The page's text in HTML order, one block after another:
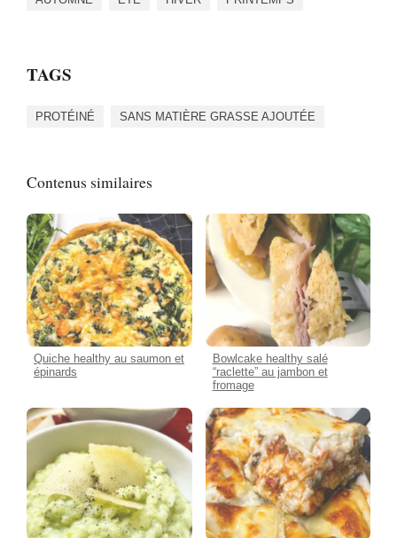
TAGS
PROTÉINÉ SANS MATIÈRE GRASSE AJOUTÉE
Contenus similaires
Quiche healthy au saumon et
épinards
Bowlcake healthy salé
“raclette” au jambon et
fromage